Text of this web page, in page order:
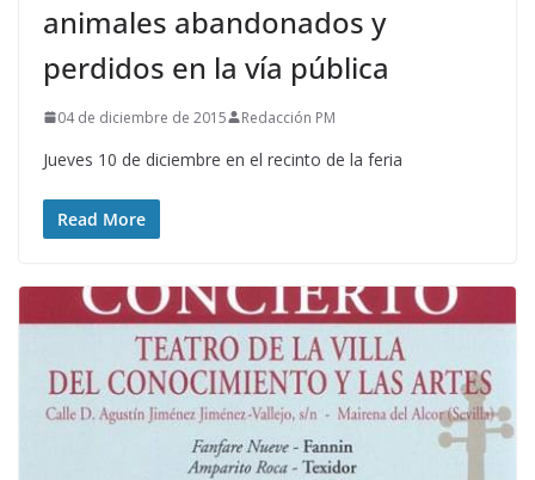
animales abandonados y
perdidos en la vía pública
04 de diciembre de 2015 Redacción PM
Jueves 10 de diciembre en el recinto de la feria
Read More